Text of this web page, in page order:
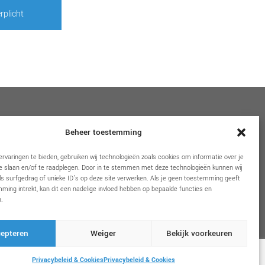
Beheer toestemming
te bieden, gebruiken wij technologieën zoals cookies om informatie over je
slaan en/of te raadplegen. Door in te stemmen met deze technologieën kunnen wij
surfgedrag of unieke ID's op deze site verwerken. Als je geen toestemming geeft
intrekt, kan dit een nadelige invloed hebben op bepaalde functies en
Weiger Bekijk voorkeuren
Privacybeleid & CookiesPrivacybeleid & Cookies
VOLG ONS